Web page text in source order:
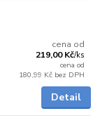
cena od
219,00 Kč/ks
cena od
180,99 Kč bez DPH
Detail